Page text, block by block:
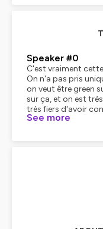
Speaker #0
C'est vraiment
On n'a pas pris
on veut être green
sur ça, et on est
très fiers d'avoir
partie de la
travailler. On est
centres d'aide au
s'appelle Andy
ou en handicap qui
de travail pour
toutes ces actions-
See more